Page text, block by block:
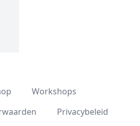
Workshops
Privacybeleid